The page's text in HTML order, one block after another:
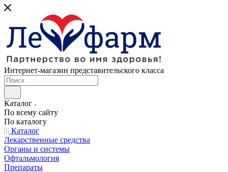
Интернет-магазин представительского класса
Каталог
По всему сайту
По каталогу
Каталог
Лекарственные средства
Органы и системы
Офтальмология
Препараты